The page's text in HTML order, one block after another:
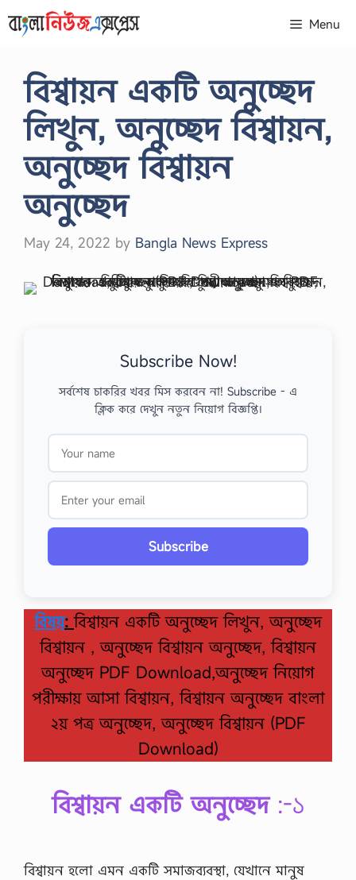
to
Menu
বিশ্বায়ন একটি অনুচ্ছেদ
লিখুন, অনুচ্ছেদ বিশ্বায়ন,
অনুচ্ছেদ বিশ্বায়ন
অনুচ্ছেদ
May 24, 2022 by Bangla News Express
Subscribe Now!
সর্বশেষ চাকরির খবর মিস করবেন না! Subscribe - এ
ক্লিক করে দেখুন নতুন নিয়োগ বিজ্ঞপ্তি।
Subscribe
বিষয়:বিশ্বায়ন একটি অনুচ্ছেদ লিখুন, অনুচ্ছেদ
বিশ্বায়ন , অনুচ্ছেদ বিশ্বায়ন অনুচ্ছেদ, বিশ্বায়ন
অনুচ্ছেদ PDF Download,অনুচ্ছেদ নিয়োগ
পরীক্ষায় আসা বিশ্বায়ন, বিশ্বায়ন অনুচ্ছেদ বাংলা
২য় পত্র অনুচ্ছেদ, অনুচ্ছেদ বিশ্বায়ন (PDF
Download)
বিশ্বায়ন একটি অনুচ্ছেদ:-১
বিশ্বায়ন হলো এমন একটি সমাজব্যবস্থা, যেখানে মানুষ